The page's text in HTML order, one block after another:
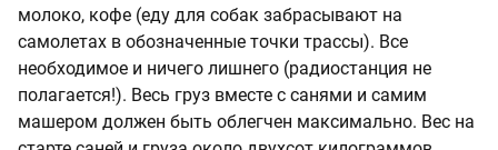
молоко, кофе (еду для собак забрасывают на
самолетах в обозначенные точки трассы). Все
необходимое и ничего лишнего (радиостанция не
полагается!). Весь груз вместе с санями и самим
машером должен быть облегчен максимально. Вес на